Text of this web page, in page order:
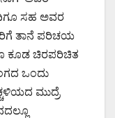
ಸಹ ಅವರ
ತಾನೆ ಪರಿಚಯ
ಕೂಡ ಚಿರಪರಿಚಿತ
ಒಂದು
ಮುದ್ರೆ